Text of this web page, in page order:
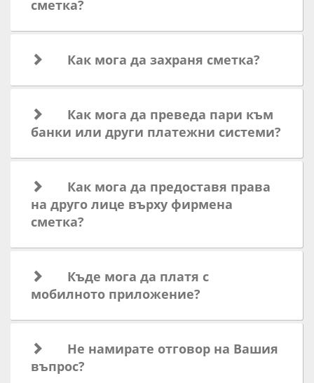
сметка?
Как мога да захраня сметка?
Как мога да преведа пари към
банки или други платежни системи?
Как мога да предоставя права
на друго лице върху фирмена
сметка?
Къде мога да платя с
мобилното приложение?
Не намирате отговор на Вашия
въпрос?